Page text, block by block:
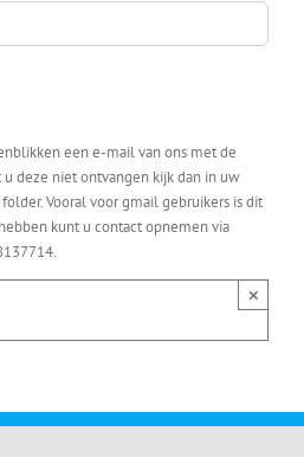
een e-mail van ons met de
u deze niet ontvangen kijk dan in uw
folder. Vooral voor gmail gebruikers is dit
kunt u contact opnemen via
×